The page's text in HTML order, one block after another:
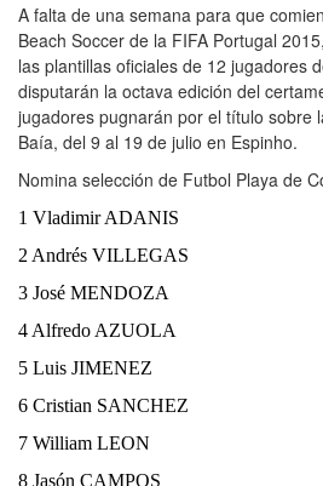
A falta de una semana para que
Beach Soccer de la FIFA Portugal
las plantillas oficiales de 12 jugadores
disputarán la octava edición del
jugadores pugnarán por el título sobre
Baía, del 9 al 19 de julio en Espinho.
Nomina selección de Futbol Playa de
1 Vladimir ADANIS
2 Andrés VILLEGAS
3 José MENDOZA
4 Alfredo AZUOLA
5 Luis JIMENEZ
6 Cristian SANCHEZ
7 William LEON
8 Jasón CAMPOS